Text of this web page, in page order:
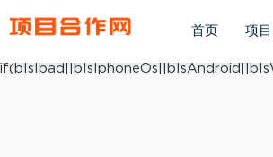
ua.match(/iphone os/i) == "iphone os";
首页 项目